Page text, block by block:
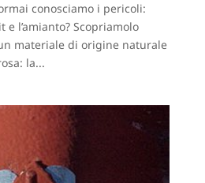
conosciamo i pericoli:
e l’amianto? Scopriamolo
materiale di origine naturale
la...